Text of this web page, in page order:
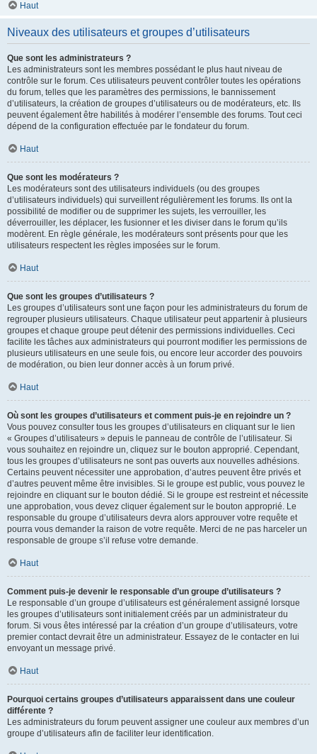
Haut
Niveaux des utilisateurs et groupes d’utilisateurs
Que sont les administrateurs ?
Les administrateurs sont les membres possédant le plus haut niveau de
contrôle sur le forum. Ces utilisateurs peuvent contrôler toutes les opérations
du forum, telles que les paramètres des permissions, le bannissement
d’utilisateurs, la création de groupes d’utilisateurs ou de modérateurs, etc. Ils
peuvent également être habilités à modérer l’ensemble des forums. Tout ceci
dépend de la configuration effectuée par le fondateur du forum.
Haut
Que sont les modérateurs ?
Les modérateurs sont des utilisateurs individuels (ou des groupes
d’utilisateurs individuels) qui surveillent régulièrement les forums. Ils ont la
possibilité de modifier ou de supprimer les sujets, les verrouiller, les
déverrouiller, les déplacer, les fusionner et les diviser dans le forum qu’ils
modèrent. En règle générale, les modérateurs sont présents pour que les
utilisateurs respectent les règles imposées sur le forum.
Haut
Que sont les groupes d’utilisateurs ?
Les groupes d’utilisateurs sont une façon pour les administrateurs du forum de
regrouper plusieurs utilisateurs. Chaque utilisateur peut appartenir à plusieurs
groupes et chaque groupe peut détenir des permissions individuelles. Ceci
facilite les tâches aux administrateurs qui pourront modifier les permissions de
plusieurs utilisateurs en une seule fois, ou encore leur accorder des pouvoirs
de modération, ou bien leur donner accès à un forum privé.
Haut
Où sont les groupes d’utilisateurs et comment puis-je en rejoindre un ?
Vous pouvez consulter tous les groupes d’utilisateurs en cliquant sur le lien
« Groupes d’utilisateurs » depuis le panneau de contrôle de l’utilisateur. Si
vous souhaitez en rejoindre un, cliquez sur le bouton approprié. Cependant,
tous les groupes d’utilisateurs ne sont pas ouverts aux nouvelles adhésions.
Certains peuvent nécessiter une approbation, d’autres peuvent être privés et
d’autres peuvent même être invisibles. Si le groupe est public, vous pouvez le
rejoindre en cliquant sur le bouton dédié. Si le groupe est restreint et nécessite
une approbation, vous devez cliquer également sur le bouton approprié. Le
responsable du groupe d’utilisateurs devra alors approuver votre requête et
pourra vous demander la raison de votre requête. Merci de ne pas harceler un
responsable de groupe s’il refuse votre demande.
Haut
Comment puis-je devenir le responsable d’un groupe d’utilisateurs ?
Le responsable d’un groupe d’utilisateurs est généralement assigné lorsque
les groupes d’utilisateurs sont initialement créés par un administrateur du
forum. Si vous êtes intéressé par la création d’un groupe d’utilisateurs, votre
premier contact devrait être un administrateur. Essayez de le contacter en lui
envoyant un message privé.
Haut
Pourquoi certains groupes d’utilisateurs apparaissent dans une couleur
différente ?
Les administrateurs du forum peuvent assigner une couleur aux membres d’un
groupe d’utilisateurs afin de faciliter leur identification.